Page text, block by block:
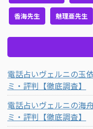
香海先生 魅理亜先生
電話占いヴェルニの玉
ミ・評判【徹底調査】
電話占いヴェルニの海
ミ・評判【徹底調査】